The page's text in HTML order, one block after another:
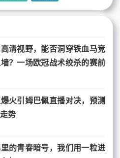
清视野，能否洞穿铁血马竞
？一场欧冠战术绞杀的赛前
火引姆巴佩直播对决，预测
势
的青春暗号，我们用一粒进